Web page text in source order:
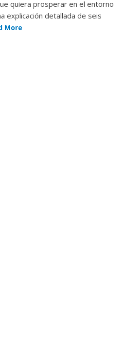
quiera prosperar en el entorno
explicación detallada de seis
More